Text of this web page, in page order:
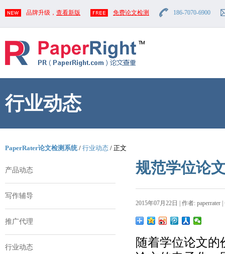
品牌升级， 查看新版 免费论文检测 186-7070-6900
行业动态
PaperRater论文检测系统/ 行业动态 / 正文
产品动态
写作辅导
推广代理
行业动态
规范学位论
2015年07月22日 | 作者: paperrater
随着学位论文